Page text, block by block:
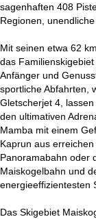
sagenhaften 408
Regionen, unendliche
Mit seinen etwa 62
das
Anfänger und
sportliche Abfahrten,
Gletscherjet 4,
den ultimativen
Mamba mit einem
Kaprun aus
Panoramabahn oder
Maiskogelbahn und
energieeffizientesten
Das Skigebiet